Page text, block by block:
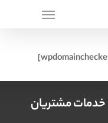
خدمات مشتریان